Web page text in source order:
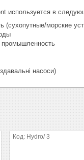
используется в
(сухопутные/морские
промышленность
насоси)
Hydro/ 3